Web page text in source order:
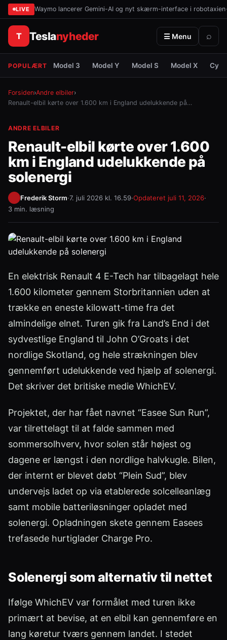
LIVE Waymo lancerer Gemini-AI og nyt skærm-interface i robotaxien·
T Teslanyheder ☰ Menu ⌕
POPULÆRT Model 3 Model Y Model S Model X
Forsiden›Andre elbiler›
Renault-elbil kørte over 1.600 km i England udelukkende på…
ANDRE ELBILER
Renault-elbil kørte over 1.600
km i England udelukkende på
solenergi
Frederik Storm·7. juli 2026 kl. 16.59·Opdateret juli 11, 2026·
3 min. læsning
En elektrisk Renault 4 E-Tech har tilbagelagt hele
1.600 kilometer gennem Storbritannien uden at
trække en eneste kilowatt-time fra det
almindelige elnet. Turen gik fra Land’s End i det
sydvestlige England til John O’Groats i det
nordlige Skotland, og hele strækningen blev
gennemført udelukkende ved hjælp af solenergi.
Det skriver det britiske medie WhichEV.
Projektet, der har fået navnet “Easee Sun Run”,
var tilrettelagt til at falde sammen med
sommersolhverv, hvor solen står højest og
dagene er længst i den nordlige halvkugle. Bilen,
der internt er blevet døbt “Plein Sud”, blev
undervejs ladet op via etablerede solcelleanlæg
samt mobile batteriløsninger opladet med
solenergi. Opladningen skete gennem Easees
trefasede hurtiglader Charge Pro.
Solenergi som alternativ til nettet
Ifølge WhichEV var formålet med turen ikke
primært at bevise, at en elbil kan gennemføre en
lang køretur tværs gennem landet. I stedet